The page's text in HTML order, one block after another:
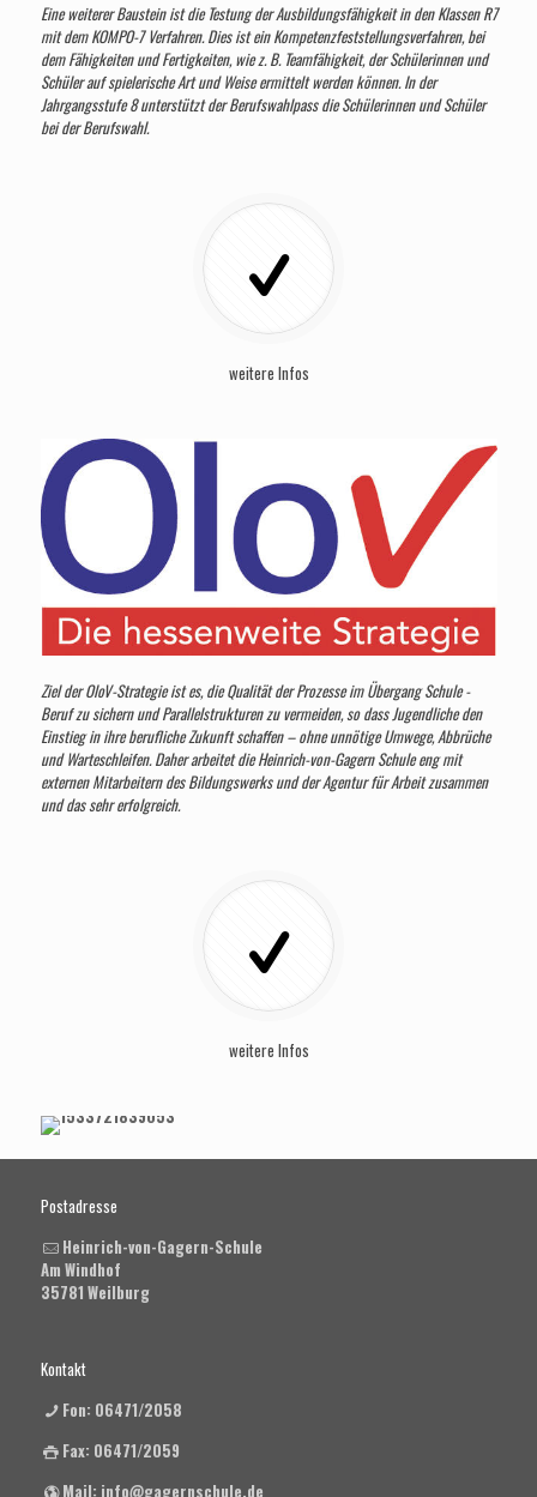
Eine weiterer Baustein ist die Testung der Ausbildungsfähigkeit in den Klassen R7
mit dem KOMPO-7 Verfahren. Dies ist ein Kompetenzfeststellungsverfahren, bei
dem Fähigkeiten und Fertigkeiten, wie z. B. Teamfähigkeit, der Schülerinnen und
Schüler auf spielerische Art und Weise ermittelt werden können. In der
Jahrgangsstufe 8 unterstützt der Berufswahlpass die Schülerinnen und Schüler
bei der Berufswahl.
weitere Infos
Ziel der OloV-Strategie ist es, die Qualität der Prozesse im Übergang Schule -
Beruf zu sichern und Parallelstrukturen zu vermeiden, so dass Jugendliche den
Einstieg in ihre berufliche Zukunft schaffen – ohne unnötige Umwege, Abbrüche
und Warteschleifen. Daher arbeitet die Heinrich-von-Gagern Schule eng mit
externen Mitarbeitern des Bildungswerks und der Agentur für Arbeit zusammen
und das sehr erfolgreich.
weitere Infos
Postadresse
Heinrich-von-Gagern-Schule
Am Windhof
35781 Weilburg
Kontakt
Fon: 06471/2058
Fax: 06471/2059
Mail: info@gagernschule.de